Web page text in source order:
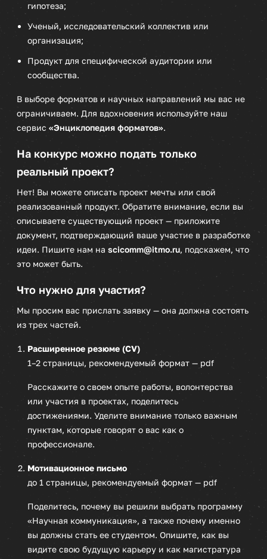
гипотеза;
Ученый, исследовательский коллектив или
организация;
Продукт для специфической аудитории или
сообщества.
В выборе форматов и научных направлений мы вас не
ограничиваем. Для вдохновения используйте наш
сервис «Энциклопедия форматов».
На конкурс можно подать только
реальный проект?
Нет! Вы можете описать проект мечты или свой
реализованный продукт. Обратите внимание, если вы
описываете существующий проект — приложите
документ, подтверждающий ваше участие в разработке
идеи. Пишите нам на scicomm@itmo.ru, подскажем, что
это может быть.
Что нужно для участия?
Мы просим вас прислать заявку — она должна состоять
из трех частей.
Расширенное резюме (CV)
1–2 страницы, рекомендуемый формат — pdf
Расскажите о своем опыте работы, волонтерства
или участия в проектах, поделитесь
достижениями. Уделите внимание только важным
пунктам, которые говорят о вас как о
профессионале.
Мотивационное письмо
до 1 страницы, рекомендуемый формат — pdf
Поделитесь, почему вы решили выбрать программу
«Научная коммуникация», а также почему именно
вы должны стать ее студентом. Опишите, как вы
видите свою будущую карьеру и как магистратура